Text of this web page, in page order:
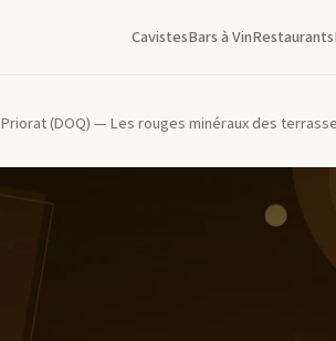
CavistesBars à VinRestaurants
Priorat (DOQ) — Les rouges minéraux des